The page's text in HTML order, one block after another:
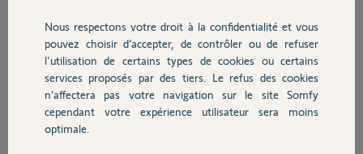
Chauffage
Autres produits
Pierre
il y a plus d'un an
Participer au fil de discussion
Réponses
Nous respectons votre droit à la confidentialité et vous
pouvez choisir d’accepter, de contrôler ou de refuser
l'utilisation de certains types de cookies ou certains
services proposés par des tiers. Le refus des cookies
n’affectera pas votre navigation sur le site Somfy
cependant votre expérience utilisateur sera moins
optimale.